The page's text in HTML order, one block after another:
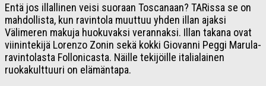
Entä jos illallinen veisi suoraan Toscanaan? TARissa se on
mahdollista, kun ravintola muuttuu yhden illan ajaksi
Välimeren makuja huokuvaksi verannaksi. Illan takana ovat
viinintekijä Lorenzo Zonin sekä kokki Giovanni Peggi Marula-
ravintolasta Follonicasta. Näille tekijöille italialainen
ruokakulttuuri on elämäntapa.